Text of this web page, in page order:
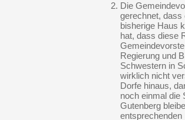
Die
gerechnet, dass
bisherige Haus
hat, dass diese
Regierung und
Schwestern in
wirklich nicht
Dorfe hinaus,
noch einmal die
Gutenberg